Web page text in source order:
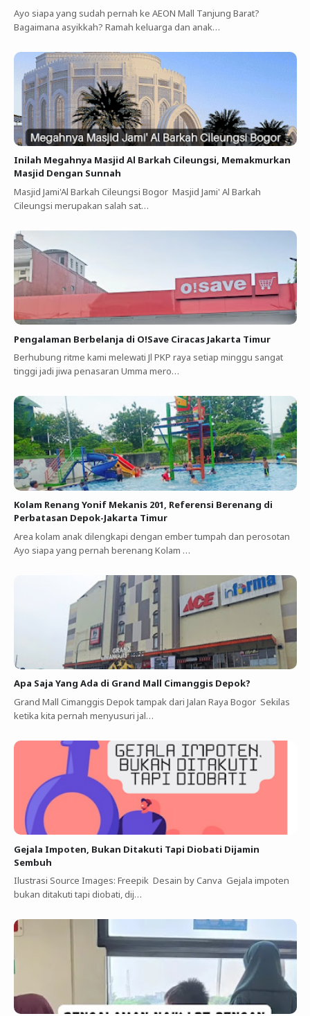
Ayo siapa yang sudah pernah ke AEON Mall Tanjung Barat?
Bagaimana asyikkah? Ramah keluarga dan anak…
Inilah Megahnya Masjid Al Barkah Cileungsi, Memakmurkan
Masjid Dengan Sunnah
Masjid Jami'Al Barkah Cileungsi Bogor Masjid Jami' Al Barkah
Cileungsi merupakan salah sat…
Pengalaman Berbelanja di O!Save Ciracas Jakarta Timur
Berhubung ritme kami melewati Jl PKP raya setiap minggu sangat
tinggi jadi jiwa penasaran Umma mero…
Kolam Renang Yonif Mekanis 201, Referensi Berenang di
Perbatasan Depok-Jakarta Timur
Area kolam anak dilengkapi dengan ember tumpah dan perosotan
Ayo siapa yang pernah berenang Kolam …
Apa Saja Yang Ada di Grand Mall Cimanggis Depok?
Grand Mall Cimanggis Depok tampak dari Jalan Raya Bogor Sekilas
ketika kita pernah menyusuri jal…
Gejala Impoten, Bukan Ditakuti Tapi Diobati Dijamin
Sembuh
Ilustrasi Source Images: Freepik Desain by Canva Gejala impoten
bukan ditakuti tapi diobati, dij…